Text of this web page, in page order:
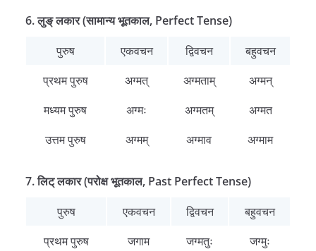
6. लुङ् लकार (सामान्य भूतकाल, Perfect Tense)
पुरुष
एकवचन द्विवचन
बहुवचन
प्रथम पुरुष
अग्मत् अग्मताम्
अग्मन्
मध्यम पुरुष
अग्मः अग्मतम्
अग्मत
उत्तम पुरुष
अग्मम् अग्माव अग्माम
7. लिट् लकार (परोक्ष भूतकाल, Past Perfect Tense)
पुरुष
एकवचन द्विवचन
बहुवचन
प्रथम पुरुष
जगाम जग्मतुः
जग्मुः